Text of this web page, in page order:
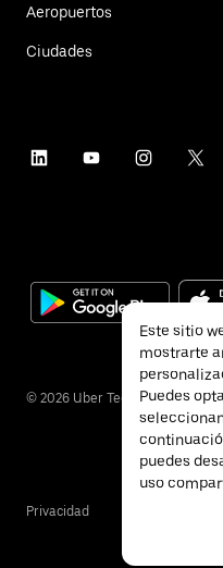
Aeropuertos
Ciudades
© 2026 Uber Technologies Inc.
Privacidad
Este sitio
mostrarte
Puedes
puedes
uso